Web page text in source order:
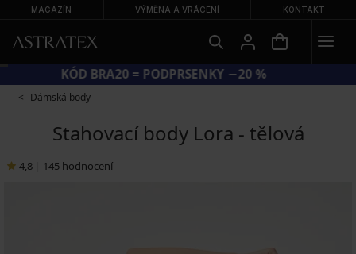
MAGAZÍN VÝMĚNA A VRÁCENÍ KONTAKT
KÓD BRA20 = PODPRSENKY −20 %
Dámská body
Stahovací body Lora - tělová
4,8 145 hodnocení